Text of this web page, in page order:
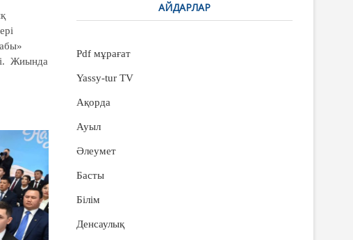
Жиында
АЙДАРЛАР
Pdf мұрағат
Yassy-tur TV
Ақорда
Ауыл
Әлеумет
Басты
Білім
Денсаулық